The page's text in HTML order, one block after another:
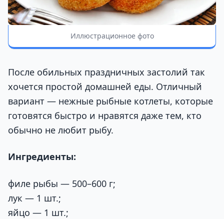
Иллюстрационное фото
После обильных праздничных застолий так
хочется простой домашней еды. Отличный
вариант — нежные рыбные котлеты, которые
готовятся быстро и нравятся даже тем, кто
обычно не любит рыбу.
Ингредиенты:
филе рыбы — 500–600 г;
лук — 1 шт.;
яйцо — 1 шт.;